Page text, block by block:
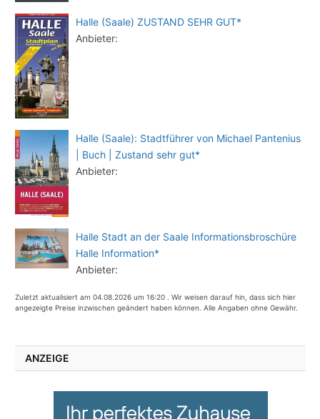
Halle (Saale) ZUSTAND SEHR GUT*
Anbieter:
Halle (Saale): Stadtführer von Michael Pantenius
| Buch | Zustand sehr gut*
Anbieter:
Halle Stadt an der Saale Informationsbroschüre
Halle Information*
Anbieter:
Zuletzt aktualisiert am 04.08.2026 um 16:20 . Wir weisen darauf hin, dass sich hier
angezeigte Preise inzwischen geändert haben können. Alle Angaben ohne Gewähr.
ANZEIGE